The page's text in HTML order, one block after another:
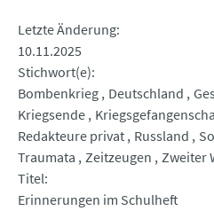
Letzte Änderung
10.11.2025
Stichwort(e)
Bombenkrieg Deutschland
Kriegsende
Redakteure privat Russland
Traumata Zeitzeugen Zweiter
Titel
Erinnerungen im Schulheft